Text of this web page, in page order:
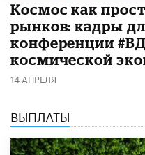
Космос как
рынков: кадры
конференции
космической
14 АПРЕЛЯ
ВЫПЛАТЫ